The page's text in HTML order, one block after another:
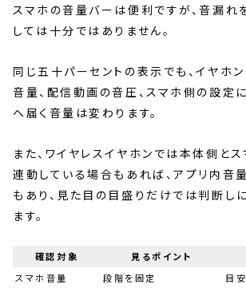
スマホの音量バーは便利ですが、音漏れ
しては十分ではありません。
同じ五十パーセントの表示でも、イヤホ
音量、配信動画の音圧、スマホ側の設定
へ届く音量は変わります。
また、ワイヤレスイヤホンでは本体側と
連動している場合もあれば、アプリ内音
もあり、見た目の目盛りだけでは判断し
ます。
確認対象 見るポイント
スマホ音量
段階を固定
目